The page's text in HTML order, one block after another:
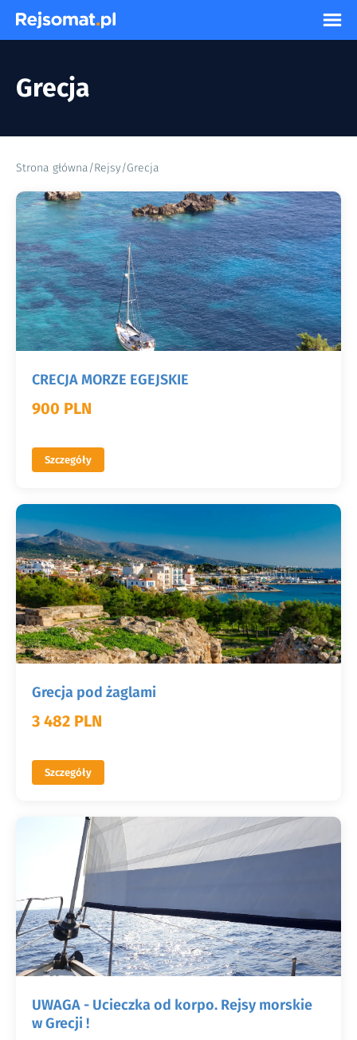
Grecja
Strona główna/Rejsy/Grecja
CRECJA MORZE EGEJSKIE
900 PLN
Szczegóły
Grecja pod żaglami
3 482 PLN
Szczegóły
UWAGA - Ucieczka od korpo. Rejsy morskie
w Grecji !